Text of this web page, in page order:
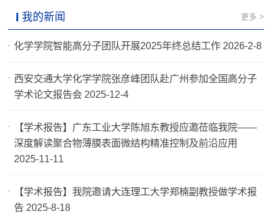
我的新闻 更多 >
化学学院智能高分子团队开展2025年终总结工作 2026-2-8
西安交通大学化学学院张彦峰团队赴广州参加全国高分子
学术论文报告会 2025-12-4
【学术报告】广东工业大学陈旭东教授应邀莅临我院——
深度解读聚合物薄膜表面微结构精准控制及前沿应用
2025-11-11
【学术报告】我院邀请大连理工大学郑楠副教授做学术报
告 2025-8-18